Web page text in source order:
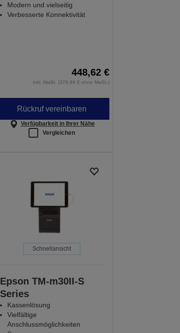
Modern und vielseitig
Verbesserte Konnektivität
448,62 €
inkl. MwSt. (376,99 € ohne MwSt.)
Rückruf vereinbaren
Verfügbarkeit in Ihrer Nähe
Vergleichen
Schnellansicht
Epson TM-m30II-S
Series
Kassenlösung
Vielfältige
Anschlussmöglichkeiten